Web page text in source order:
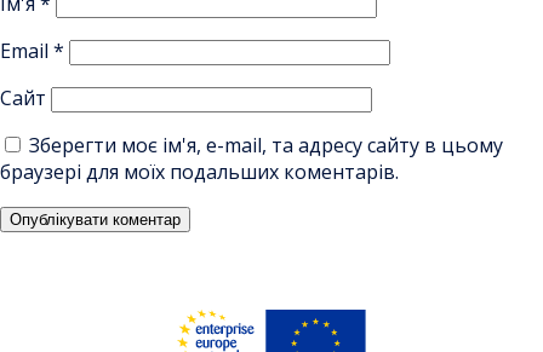
Email *
Сайт
Зберегти моє ім'я, e-mail, та адресу сайту в цьому
браузері для моїх подальших коментарів.